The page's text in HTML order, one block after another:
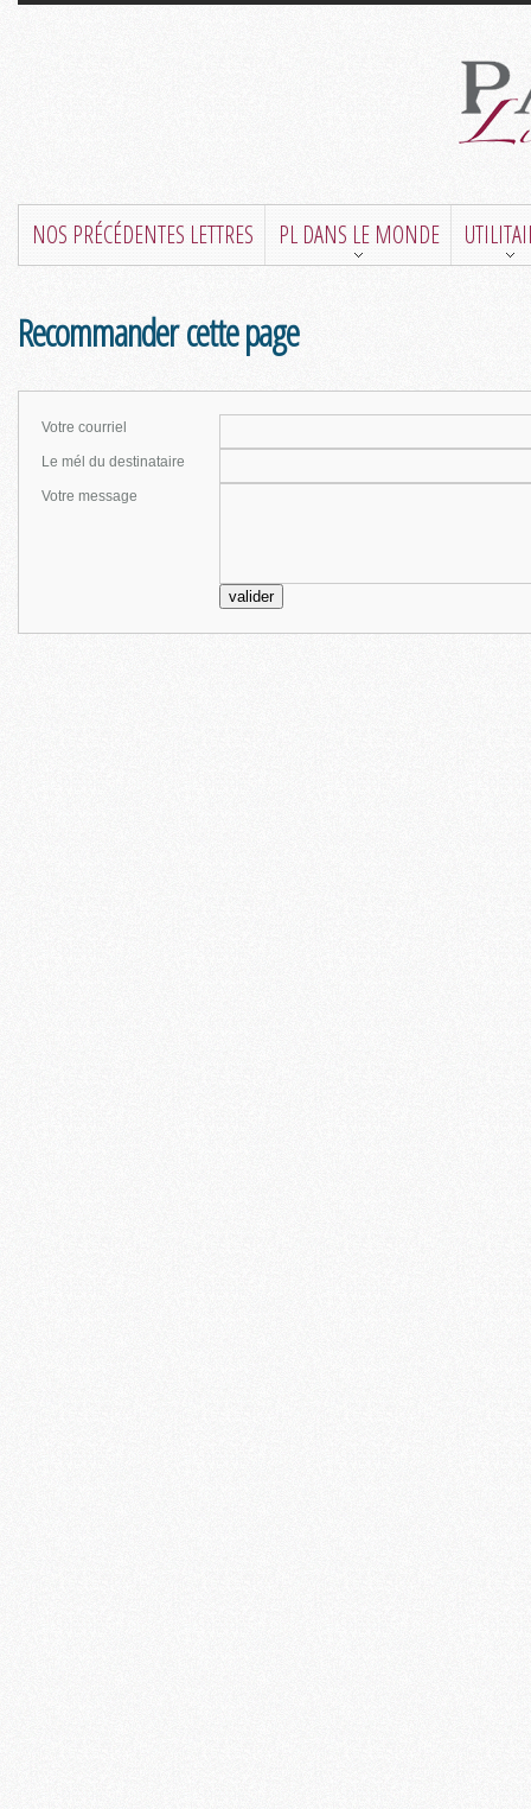
NOS PRÉCÉDENTES LETTRES PL DANS LE MONDE
Recommander cette page
Votre courriel
Le mél du destinataire
Votre message